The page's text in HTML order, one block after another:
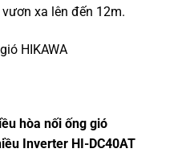
xa lên đến 12m.
hòa nối ống gió
Inverter HI-DC40AT